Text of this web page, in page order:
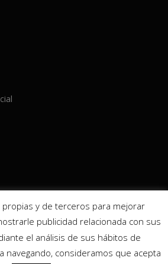
Lois Asesores
OnePress
por FameThemes
propias y de terceros para mejorar
publicidad relacionada con sus
el análisis de sus hábitos de
navegando, consideramos que acepta